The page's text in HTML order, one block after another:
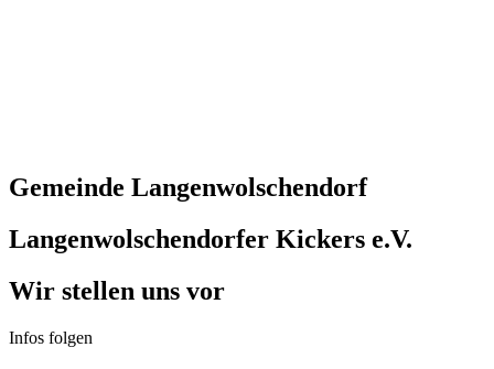
Gemeinde Langenwolschendorf
Langenwolschendorfer Kickers e.V.
Wir stellen uns vor
Infos folgen